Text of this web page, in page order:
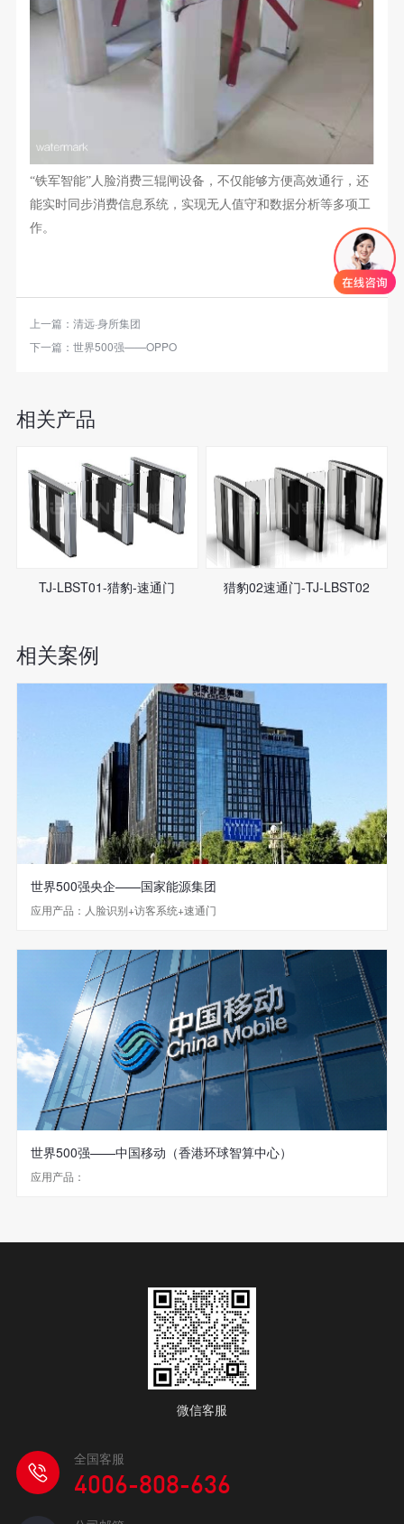
“铁军智能”人脸消费三辊闸设备，不仅能够方便高效通行，还
能实时同步消费信息系统，实现无人值守和数据分析等多项工
作。
上一篇： 清远·身所集团
下一篇： 世界500强——OPPO
相关产品
TJ-LBST01-猎豹-速通门 猎豹02速通门-TJ-LBST02
相关案例
世界500强央企——国家能源集团
应用产品：人脸识别+访客系统+速通门
世界500强——中国移动（香港环球智算中心）
应用产品：
微信客服
全国客服
4006-808-636